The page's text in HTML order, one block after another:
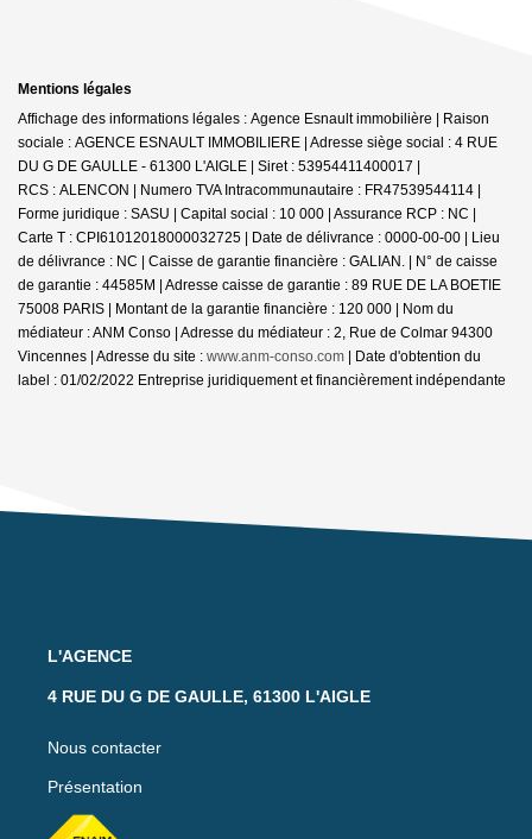
Mentions légales
Affichage des informations légales : Agence Esnault immobilière | Raison
sociale : AGENCE ESNAULT IMMOBILIERE | Adresse siège social : 4 RUE
DU G DE GAULLE - 61300 L'AIGLE | Siret : 53954411400017 |
RCS : ALENCON | Numero TVA Intracommunautaire : FR47539544114 |
Forme juridique : SASU | Capital social : 10 000 | Assurance RCP : NC |
Carte T : CPI61012018000032725 | Date de délivrance : 0000-00-00 | Lieu
de délivrance : NC | Caisse de garantie financière : GALIAN. | N° de caisse
de garantie : 44585M | Adresse caisse de garantie : 89 RUE DE LA BOETIE
75008 PARIS | Montant de la garantie financière : 120 000 | Nom du
médiateur : ANM Conso | Adresse du médiateur : 2, Rue de Colmar 94300
Vincennes | Adresse du site : www.anm-conso.com | Date d'obtention du
label : 01/02/2022 Entreprise juridiquement et financièrement indépendante
L'AGENCE
4 RUE DU G DE GAULLE, 61300 L'AIGLE
Nous contacter
Présentation